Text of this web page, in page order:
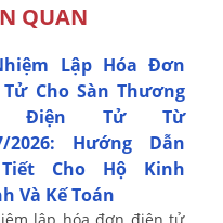
QUAN
Cho Sàn Thương
Điện Tử Từ
2026: Hướng Dẫn
Cho Hộ Kinh
Và Kế Toán